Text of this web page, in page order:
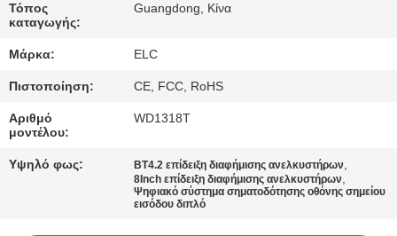
ΕΛΆΤΕ
ΣΕ
ΕΠΑΦΉ
ΖΗΤΉΣΤΕ
Τόπος
καταγωγής:
Guangdong, Κίνα
Μάρκα: ELC
Πιστοποίηση: CE, FCC, RoHS
Αριθμό
μοντέλου:
WD1318T
Υψηλό φως: BT4.2 επίδειξη διαφήμισης ανελκυστήρων,
8Inch επίδειξη διαφήμισης ανελκυστήρων,
Ψηφιακό σύστημα σηματοδότησης οθόνης σημείου
εισόδου διπλό